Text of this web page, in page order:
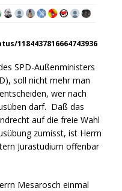
1184437816664743936
SPD-Außenministers
soll nicht mehr man
wer nach
darf. Daß das
auf die freie Wahl
zumisst, ist Herrn
Jurastudium offenbar
Mesarosch einmal